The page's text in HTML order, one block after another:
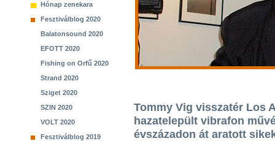
Hónap zenekara
Fesztiválblog 2020
Balatonsound 2020
EFOTT 2020
Fishing on Orfű 2020
Strand 2020
Sziget 2020
SZIN 2020
VOLT 2020
Fesztiválblog 2019
Tommy Vig visszatér Los
hazatelepült vibrafon
évszázadon át aratott